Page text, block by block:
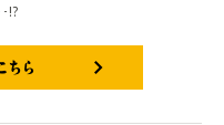
!?